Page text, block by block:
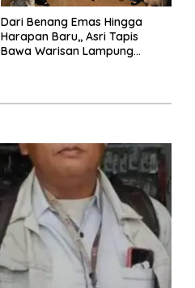
Dari Benang Emas Hingga
Harapan Baru,, Asri Tapis
Bawa Warisan Lampung